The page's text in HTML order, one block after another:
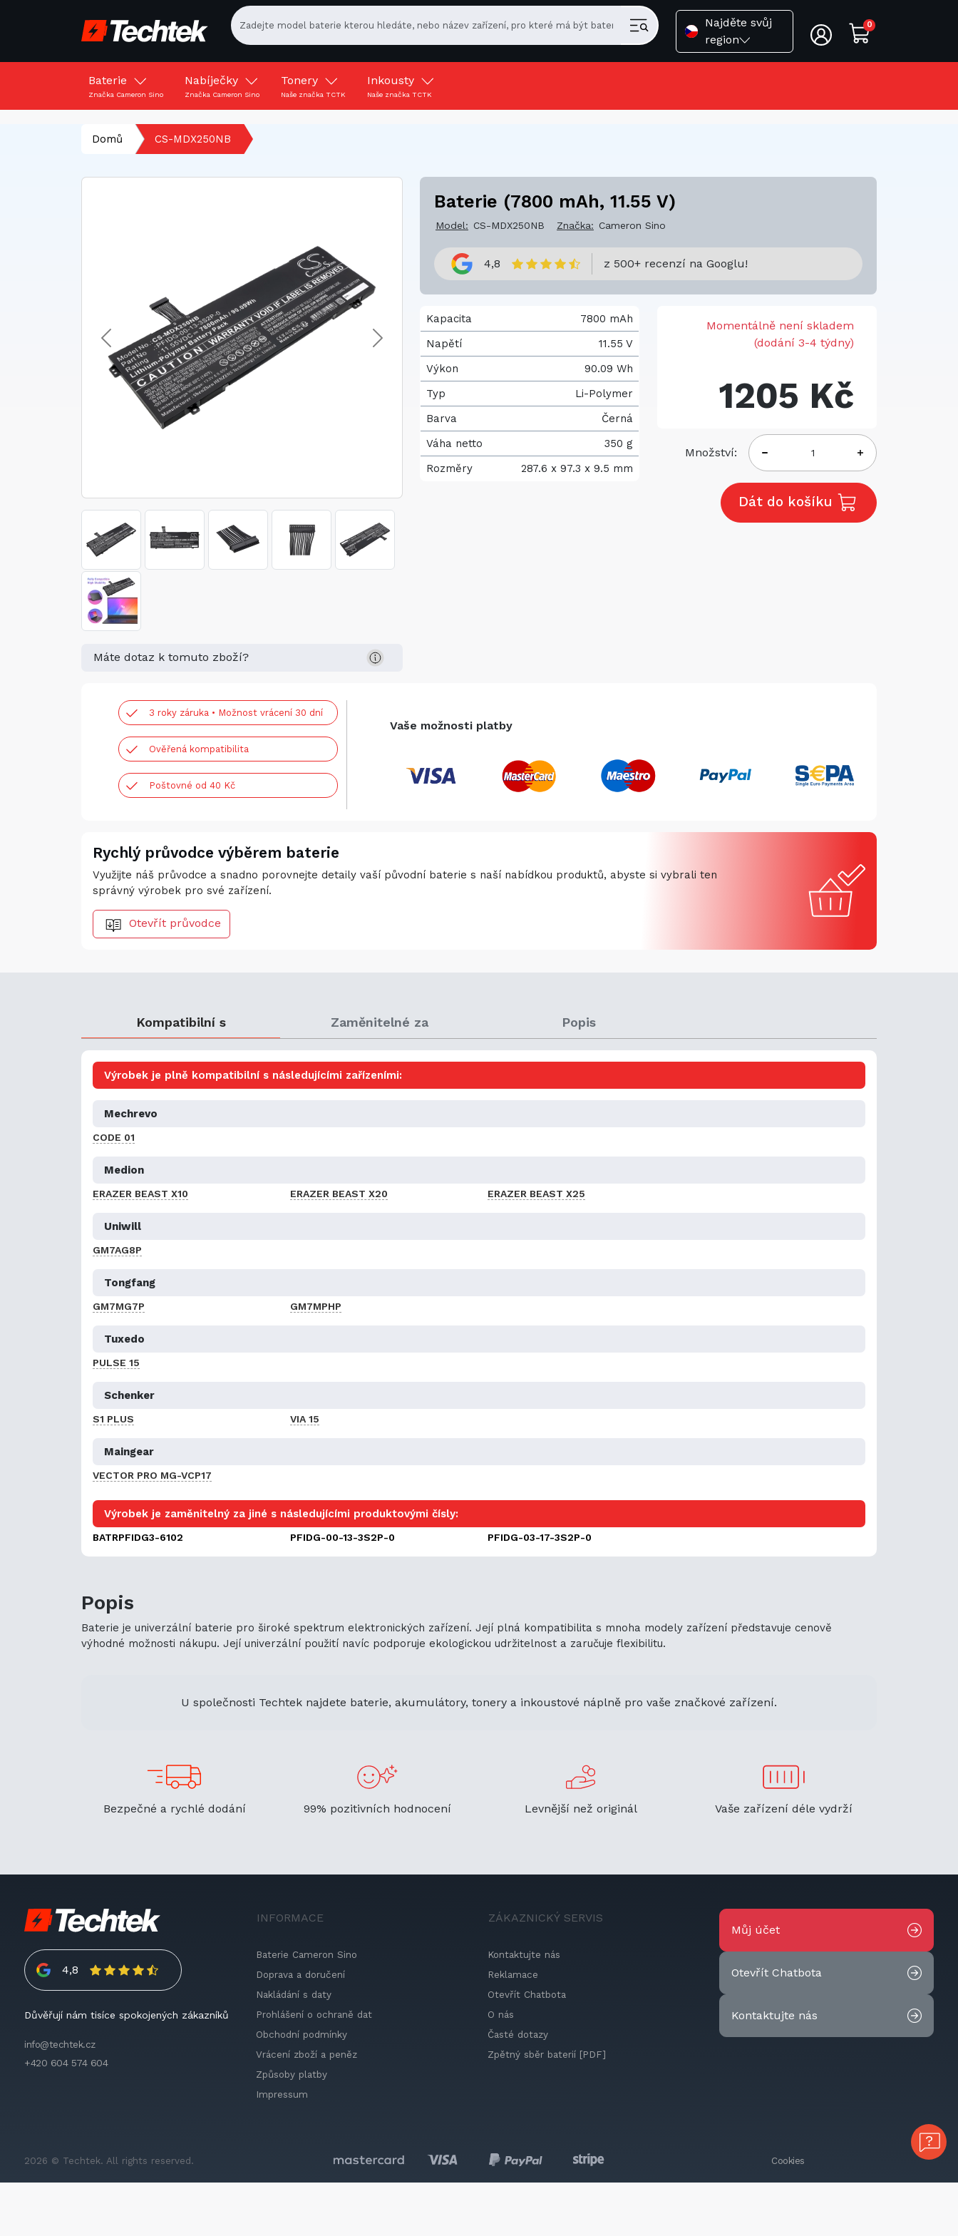
Najděte svůj
region
0
Baterie
Značka Cameron Sino
Nabíječky
Značka Cameron Sino
Tonery
Naše značka TCTK
Inkousty
Naše značka TCTK
Domů CS-MDX250NB
Máte dotaz k tomuto zboží?
Baterie (7800 mAh, 11.55 V)
Model: CS-MDX250NB Značka: Cameron Sino
4,8 z 500+ recenzí na Googlu!
Kapacita
7800 mAh
Napětí
11.55 V
Výkon
90.09 Wh
Typ
Li-Polymer
Barva
Černá
Váha netto
350 g
Rozměry
287.6 x 97.3 x 9.5 mm
Momentálně není skladem
(dodání 3-4 týdny)
1205 Kč
Množství:
Dát do košíku
3 roky záruka • Možnost vrácení 30 dní
Ověřená kompatibilita
Poštovné od 40 Kč
Vaše možnosti platby
Rychlý průvodce výběrem baterie
Využijte náš průvodce a snadno porovnejte detaily vaší původní baterie s naší nabídkou produktů, abyste si vybrali ten
správný výrobek pro své zařízení.
Otevřít průvodce
Kompatibilní s Zaměnitelné za Popis
Výrobek je plně kompatibilní s následujícími zařízeními:
Mechrevo
CODE 01
Medion
ERAZER BEAST X10 ERAZER BEAST X20 ERAZER BEAST X25
Uniwill
GM7AG8P
Tongfang
GM7MG7P GM7MPHP
Tuxedo
PULSE 15
Schenker
S1 PLUS VIA 15
Maingear
VECTOR PRO MG-VCP17
Výrobek je zaměnitelný za jiné s následujícími produktovými čísly:
BATRPFIDG3-6102 PFIDG-00-13-3S2P-0 PFIDG-03-17-3S2P-0
Popis
Baterie je univerzální baterie pro široké spektrum elektronických zařízení. Její plná kompatibilita s mnoha modely zařízení představuje cenově
výhodné možnosti nákupu. Její univerzální použití navíc podporuje ekologickou udržitelnost a zaručuje flexibilitu.
U společnosti Techtek najdete baterie, akumulátory, tonery a inkoustové náplně pro vaše značkové zařízení.
Bezpečné a rychlé dodání 99% pozitivních hodnocení Levnější než originál Vaše zařízení déle vydrží
4,8
Důvěřují nám tisíce spokojených zákazníků
info@techtek.cz
+420 604 574 604
INFORMACE
Baterie Cameron Sino
Doprava a doručení
Nakládání s daty
Prohlášení o ochraně dat
Obchodní podmínky
Vrácení zboží a peněz
Způsoby platby
Impressum
ZÁKAZNICKÝ SERVIS
Kontaktujte nás
Reklamace
Otevřít Chatbota
O nás
Časté dotazy
Zpětný sběr baterií [PDF]
Můj účet
Otevřít Chatbota
Kontaktujte nás
2026 © Techtek. All rights reserved. Cookies